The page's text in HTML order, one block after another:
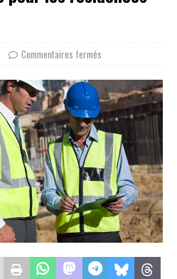
Commentaires fermés